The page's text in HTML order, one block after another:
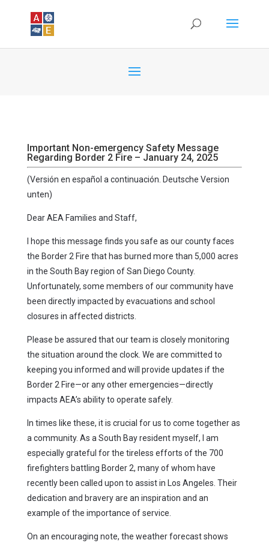
Important Non-emergency Safety Message
Regarding Border 2 Fire – January 24, 2025
(Versión en español a continuación. Deutsche Version
unten)
Dear AEA Families and Staff,
I hope this message finds you safe as our county faces
the Border 2 Fire that has burned more than 5,000 acres
in the South Bay region of San Diego County.
Unfortunately, some members of our community have
been directly impacted by evacuations and school
closures in affected districts.
Please be assured that our team is closely monitoring
the situation around the clock. We are committed to
keeping you informed and will provide updates if the
Border 2 Fire—or any other emergencies—directly
impacts AEA’s ability to operate safely.
In times like these, it is crucial for us to come together as
a community. As a South Bay resident myself, I am
especially grateful for the tireless efforts of the 700
firefighters battling Border 2, many of whom have
recently been called upon to assist in Los Angeles. Their
dedication and bravery are an inspiration and an
example of the importance of service.
On an encouraging note, the weather forecast shows